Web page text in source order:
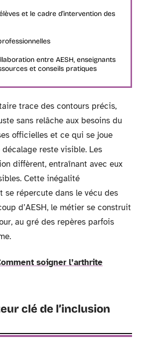
et le cadre d’intervention des
entre AESH, enseignants
et conseils pratiques
trace des contours précis,
sans relâche aux besoins du
officielles et ce qui se joue
décalage reste visible. Les
diffèrent, entraînant avec eux
Cette inégalité
se répercute dans le vécu des
d’AESH, le métier se construit
au gré des repères parfois
soigner l’arthrite
clé de l’inclusion